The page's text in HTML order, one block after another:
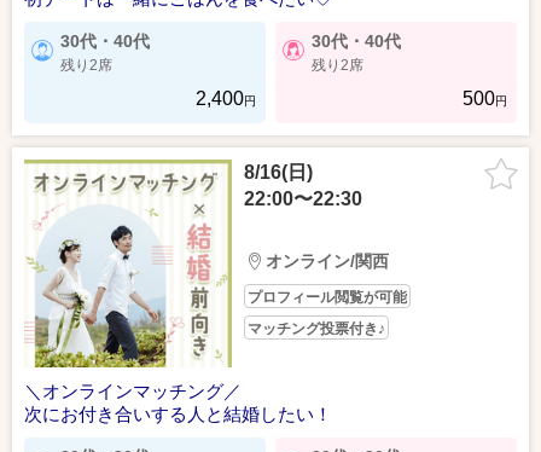
30代・40代
残り2席
2,400円
30代・40代
残り2席
500円
8/16(日)
22:00〜22:30
オンライン/関西
プロフィール閲覧が可能
マッチング投票付き♪
＼オンラインマッチング／
次にお付き合いする人と結婚したい！